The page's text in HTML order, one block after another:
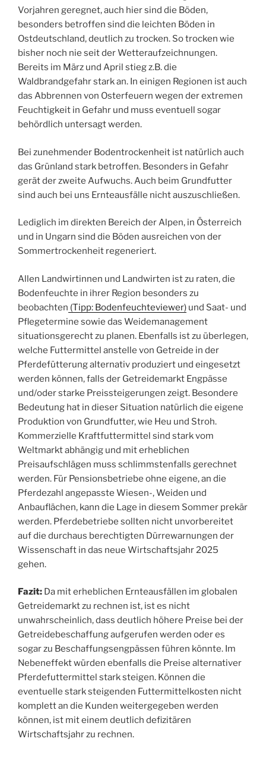
Vorjahren geregnet, auch hier sind die Böden,
besonders betroffen sind die leichten Böden in
Ostdeutschland, deutlich zu trocken. So trocken wie
bisher noch nie seit der Wetteraufzeichnungen.
Bereits im März und April stieg z.B. die
Waldbrandgefahr stark an. In einigen Regionen ist auch
das Abbrennen von Osterfeuern wegen der extremen
Feuchtigkeit in Gefahr und muss eventuell sogar
behördlich untersagt werden.
Bei zunehmender Bodentrockenheit ist natürlich auch
das Grünland stark betroffen. Besonders in Gefahr
gerät der zweite Aufwuchs. Auch beim Grundfutter
sind auch bei uns Ernteausfälle nicht auszuschließen.
Lediglich im direkten Bereich der Alpen, in Österreich
und in Ungarn sind die Böden ausreichen von der
Sommertrockenheit regeneriert.
Allen Landwirtinnen und Landwirten ist zu raten, die
Bodenfeuchte in ihrer Region besonders zu
beobachten (Tipp: Bodenfeuchteviewer) und Saat- und
Pflegetermine sowie das Weidemanagement
situationsgerecht zu planen. Ebenfalls ist zu überlegen,
welche Futtermittel anstelle von Getreide in der
Pferdefütterung alternativ produziert und eingesetzt
werden können, falls der Getreidemarkt Engpässe
und/oder starke Preissteigerungen zeigt. Besondere
Bedeutung hat in dieser Situation natürlich die eigene
Produktion von Grundfutter, wie Heu und Stroh.
Kommerzielle Kraftfuttermittel sind stark vom
Weltmarkt abhängig und mit erheblichen
Preisaufschlägen muss schlimmstenfalls gerechnet
werden. Für Pensionsbetriebe ohne eigene, an die
Pferdezahl angepasste Wiesen-, Weiden und
Anbauflächen, kann die Lage in diesem Sommer prekär
werden. Pferdebetriebe sollten nicht unvorbereitet
auf die durchaus berechtigten Dürrewarnungen der
Wissenschaft in das neue Wirtschaftsjahr 2025
gehen.
Fazit: Da mit erheblichen Ernteausfällen im globalen
Getreidemarkt zu rechnen ist, ist es nicht
unwahrscheinlich, dass deutlich höhere Preise bei der
Getreidebeschaffung aufgerufen werden oder es
sogar zu Beschaffungsengpässen führen könnte. Im
Nebeneffekt würden ebenfalls die Preise alternativer
Pferdefuttermittel stark steigen. Können die
eventuelle stark steigenden Futtermittelkosten nicht
komplett an die Kunden weitergegeben werden
können, ist mit einem deutlich defizitären
Wirtschaftsjahr zu rechnen.